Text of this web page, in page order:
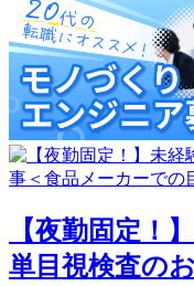
【夜勤固定！
単目視検査の